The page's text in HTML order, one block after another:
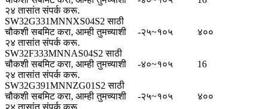
२४ तासांत संपर्क करू.
SW32G331MNNXS04S2 साठी
चौकशी सबमिट करा, आम्ही तुमच्याशी
२४ तासांत संपर्क करू.
-२५~१०५ ४००
SW32F333MNNAS04S2 साठी
चौकशी सबमिट करा, आम्ही तुमच्याशी
२४ तासांत संपर्क करू.
-४०~१०५ 16
SW32G391MNNZG01S2 साठी
चौकशी सबमिट करा, आम्ही तुमच्याशी
-२५~१०५ ४००